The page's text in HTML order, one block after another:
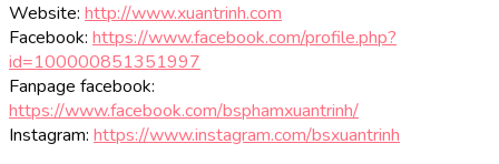
Website: http://www.xuantrinh.com
Facebook: https://www.facebook.com/profile.php?
id=100000851351997
Fanpage facebook:
https://www.facebook.com/bsphamxuantrinh/
Instagram: https://www.instagram.com/bsxuantrinh